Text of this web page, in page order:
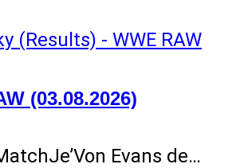
(03.08.2026)
Evans de…